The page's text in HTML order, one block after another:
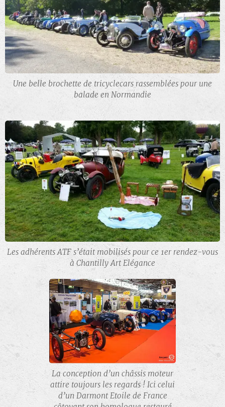
Une belle brochette de tricyclecars rassemblées pour une
balade en Normandie
Les adhérents ATF s’était mobilisés pour ce 1er rendez-vous
à Chantilly Art Elégance
La conception d’un châssis moteur
attire toujours les regards ! Ici celui
d’un Darmont Etoile de France